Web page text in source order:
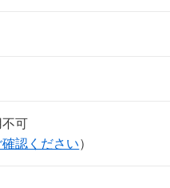
可
確認ください）